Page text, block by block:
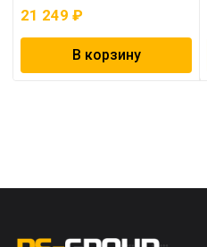
21 249 ₽
В корзину